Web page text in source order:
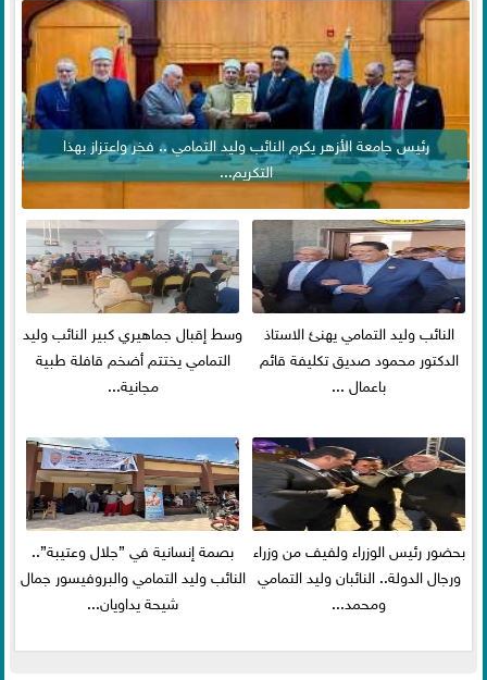
رئيس جامعة الأزهر يكرم النائب وليد التمامي .. فخر واعتزاز بهذا
التكريم...
النائب وليد التمامي يهنئ الاستاذ
الدكتور محمود صديق تكليفة قائم
باعمال ...
وسط إقبال جماهيري كبير النائب وليد
التمامي يختتم أضخم قافلة طبية
مجانية...
بحضور رئيس الوزراء ولفيف من وزراء
ورجال الدولة.. النائبان وليد التمامي
ومحمد...
بصمة إنسانية في ”جلال وعتيبة”..
النائب وليد التمامي والبروفيسور جمال
شيحة يداويان...